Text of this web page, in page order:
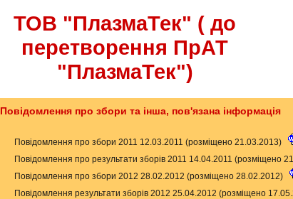
ТОВ "ПлазмаТек" ( до
перетворення ПрАТ
"ПлазмаТек")
Повідомлення про збори та інша, пов'язана інформація
Повідомлення про збори 2011 12.03.2011 (розміщено 21.03.2013)
Повідомлення про результати зборів 2011 14.04.2011 (розміщено
Повідомлення про збори 2012 28.02.2012 (розміщено 28.02.2012)
Повідомлення результати зборів 2012 25.04.2012 (розміщено